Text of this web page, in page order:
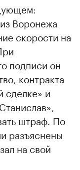
Воронежа
скорости на
подписи он
контракта
сделке» и
штраф. По
разъяснены
на свой